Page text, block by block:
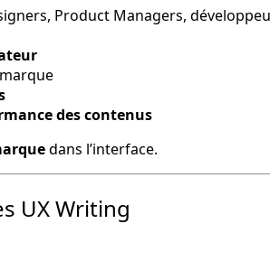
Product Managers,
des contenus
dans l’interface.
UX Writing